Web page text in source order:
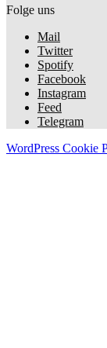
Folge uns
Mail
Twitter
Spotify
Facebook
Instagram
Feed
Telegram
WordPress Cookie